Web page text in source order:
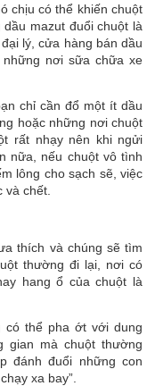
chịu có thể khiến chuột
mazut đuổi chuột là
lý, cửa hàng bán dầu
nơi sữa chữa xe
chỉ cần đổ một ít dầu
hoặc những nơi chuột
rất nhạy nên khi ngửi
nữa, nếu chuột vô tình
lông cho sạch sẽ, việc
và chết.
thích và chúng sẽ tìm
thường đi lại, nơi có
hang ổ của chuột là
có thể pha ớt với dung
gian mà chuột thường
đánh đuổi những con
xa bay”.